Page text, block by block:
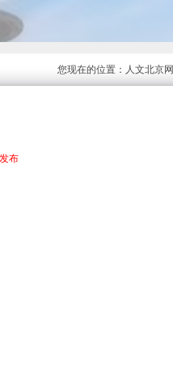
您现在的位置： 人文北京网
布